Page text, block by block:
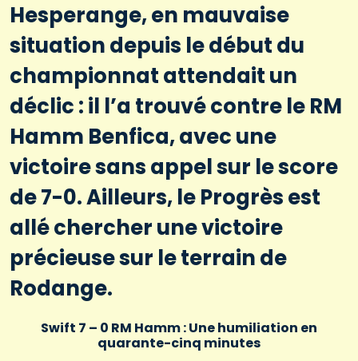
Hesperange, en mauvaise
situation depuis le début du
championnat attendait un
déclic : il l’a trouvé contre le RM
Hamm Benfica, avec une
victoire sans appel sur le score
de 7-0. Ailleurs, le Progrès est
allé chercher une victoire
précieuse sur le terrain de
Rodange.
Swift 7 – 0 RM Hamm : Une humiliation en
quarante-cinq minutes